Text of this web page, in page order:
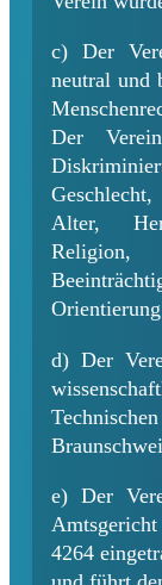
c) Der
neutral und
Der
Geschlecht,
Alter,
d) Der
e) Der
4264